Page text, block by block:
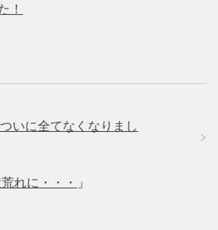
！
いに全てなくなりまし
れに・・・ 」